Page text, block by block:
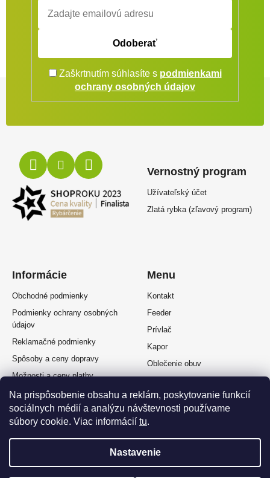
Na prispôsobenie obsahu a reklám, poskytovanie funkcií
sociálnych médií a analýzu návštevnosti používame
súbory cookie. Viac informácií tu.
Nastavenie
Odoberať
Zaškrtnutím súhlasíte s podmienkami
ochrany osobných údajov
Informácie
Obchodné podmienky
Podmienky ochrany osobných
údajov
Reklamačné podmienky
Spôsoby a ceny dopravy
Možnosti a ceny platby
Splátkový predaj
Odstúpenie od zmluvy
Vernostný program
Užívateľský účet
Zlatá rybka (zľavový program)
Menu
Kontakt
Feeder
Prívlač
Kapor
Oblečenie obuv
Muškárina